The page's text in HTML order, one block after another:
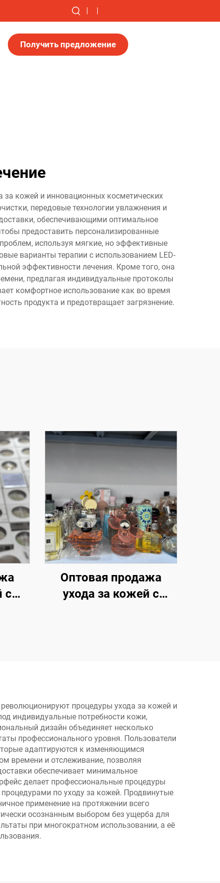
Получить предложение
за кожей и инновационных косметических
передовые технологии увлажнения и
обеспечивающими оптимальное
предоставить персонализированные
используя мягкие, но эффективные
варианты терапии с использованием LED-
эффективности лечения. Кроме того, она
предлагая индивидуальные протоколы
комфортное использование как во время
продукта и предотвращает загрязнение.
с
Оптовая продажа
ухода за кожей с
процедуры ухода за кожей и
индивидуальные потребности кожи,
дизайн объединяет несколько
профессионального уровня. Пользователи
адаптируются к изменяющимся
времени и отслеживание, позволяя
обеспечивает минимальное
делает профессиональные процедуры
по уходу за кожей. Продвинутые
применение на протяжении всего
осознанным выбором без ущерба для
при многократном использовании, а её